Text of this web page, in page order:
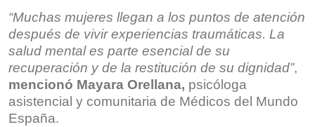
“Muchas mujeres llegan a los puntos de atención
después de vivir experiencias traumáticas. La
salud mental es parte esencial de su
recuperación y de la restitución de su dignidad”,
mencionó Mayara Orellana, psicóloga
asistencial y comunitaria de Médicos del Mundo
España.